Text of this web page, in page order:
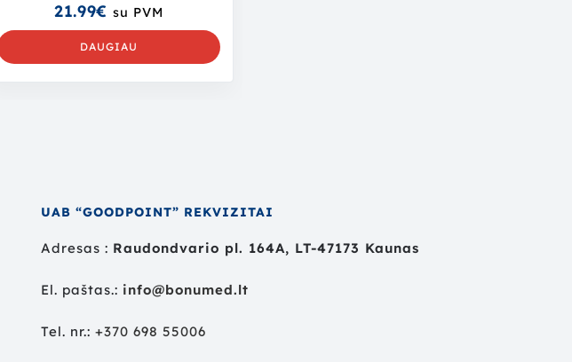
21.99€ su PVM
DAUGIAU
UAB “GOODPOINT” REKVIZITAI
Adresas : Raudondvario pl. 164A, LT-47173 Kaunas
El. paštas.: info@bonumed.lt
Tel. nr.:+370 698 55006